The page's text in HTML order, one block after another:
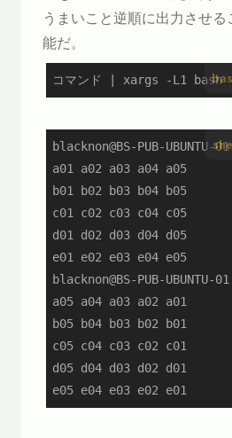
うまいこと逆順に出力させる
能だ。
コマンド | xargs -L1 bash
blacknon@BS-PUB-
a01 a02 a03 a04 a05
b01 b02 b03 b04 b05
c01 c02 c03 c04 c05
d01 d02 d03 d04 d05
e01 e02 e03 e04 e05
blacknon@BS-PUB-
a05 a04 a03 a02 a01
b05 b04 b03 b02 b01
c05 c04 c03 c02 c01
d05 d04 d03 d02 d01
e05 e04 e03 e02 e01